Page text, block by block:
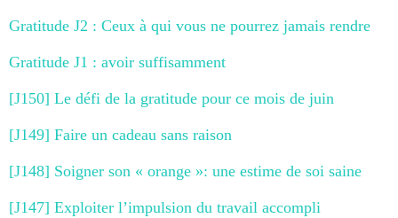
Gratitude J2 : Ceux à qui vous ne pourrez jamais rendre
Gratitude J1 : avoir suffisamment
[J150] Le défi de la gratitude pour ce mois de juin
[J149] Faire un cadeau sans raison
[J148] Soigner son « orange »: une estime de soi saine
[J147] Exploiter l’impulsion du travail accompli